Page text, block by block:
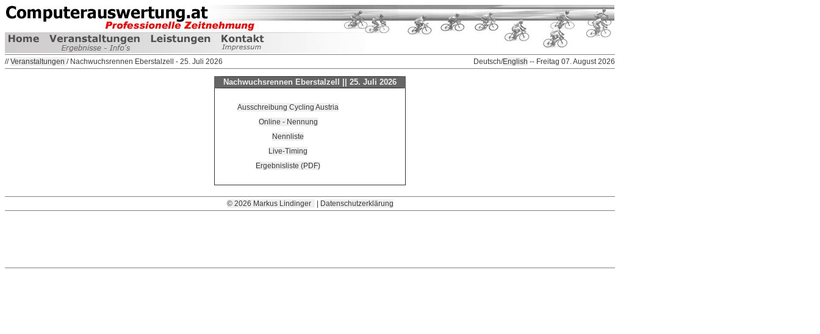
//Veranstaltungen / Nachwuchsrennen Eberstalzell - 25. Juli 2026 Deutsch/English -- Freitag 07. August 2026
Nachwuchsrennen Eberstalzell || 25. Juli 2026
Ausschreibung Cycling Austria
Online - Nennung
Nennliste
Live-Timing
Ergebnisliste (PDF)
© 2026 Markus Lindinger Datenschutzerklärung